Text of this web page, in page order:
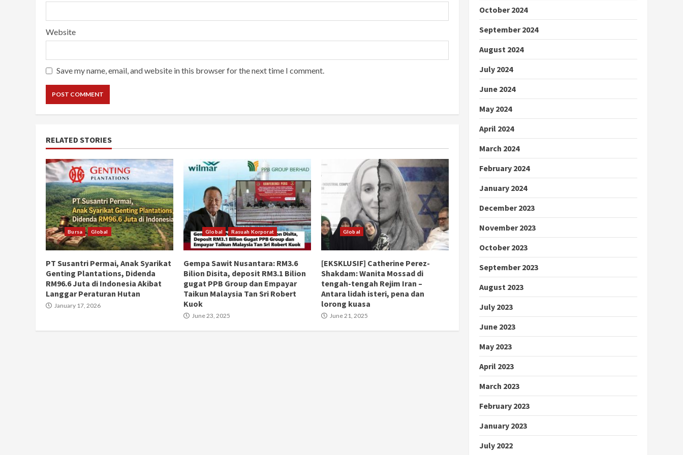
Website
Save my name, email, and website in this browser for the next time I comment.
RELATED STORIES
Bursa Global
PT Susantri Permai, Anak Syarikat
Genting Plantations, Didenda
RM96.6 Juta di Indonesia Akibat
Langgar Peraturan Hutan
January 17, 2026
Global Rasuah Korporat
Gempa Sawit Nusantara: RM3.6
Bilion Disita, deposit RM3.1 Bilion
gugat PPB Group dan Empayar
Taikun Malaysia Tan Sri Robert
Kuok
June 23, 2025
Global
[EKSKLUSIF] Catherine Perez-
Shakdam: Wanita Mossad di
tengah-tengah Rejim Iran –
Antara lidah isteri, pena dan
lorong kuasa
June 21, 2025
October 2024
September 2024
August 2024
July 2024
June 2024
May 2024
April 2024
March 2024
February 2024
January 2024
December 2023
November 2023
October 2023
September 2023
August 2023
July 2023
June 2023
May 2023
April 2023
March 2023
February 2023
January 2023
July 2022